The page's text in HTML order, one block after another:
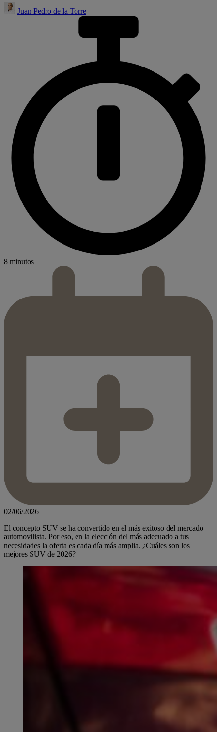
Juan Pedro de la Torre
8 minutos
02/06/2026
El concepto SUV se ha convertido en el más exitoso del mercado
automovilista. Por eso, en la elección del más adecuado a tus
necesidades la oferta es cada día más amplia. ¿Cuáles son los
mejores SUV de 2026?